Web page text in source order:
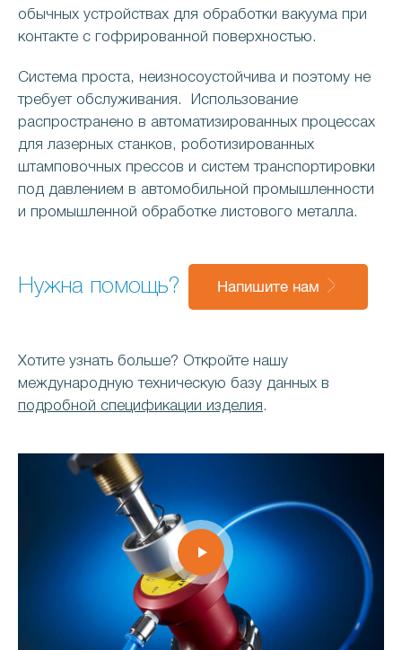
обычных устройствах для обработки вакуума при
контакте с гофрированной поверхностью.
Система проста, неизносоустойчива и поэтому не
требует обслуживания. Использование
распространено в автоматизированных процессах
для лазерных станков, роботизированных
штамповочных прессов и систем транспортировки
под давлением в автомобильной промышленности
и промышленной обработке листового металла.
Нужна помощь? Напишите нам
Хотите узнать больше? Откройте нашу
международную техническую базу данных в
подробной спецификации изделия.